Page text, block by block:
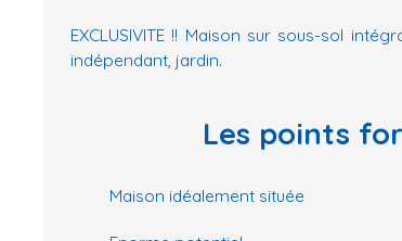
EXCLUSIVITE !! Maison sur sous-sol
indépendant, jardin.
Les points
Maison idéalement située